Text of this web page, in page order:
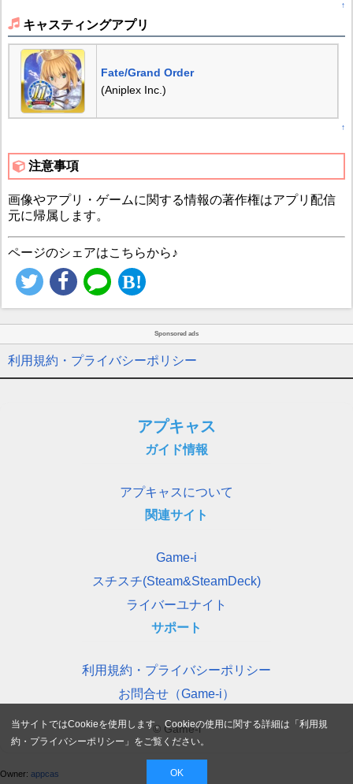
↑
キャスティングアプリ
Fate/Grand Order
(Aniplex Inc.)
↑
注意事項
画像やアプリ・ゲームに関する情報の著作権はアプリ配信
元に帰属します。
ページのシェアはこちらから♪
Sponsored ads
利用規約・プライバシーポリシー
アプキャス
ガイド情報
アプキャスについて
関連サイト
Game-i
スチスチ(Steam&SteamDeck)
ライバーユナイト
サポート
利用規約・プライバシーポリシー
お問合せ（Game-i）
© Game-i
Owner: appcas
当サイトではCookieを使用します。Cookieの使用に関する詳細は「利用規
約・プライバシーポリシー 」をご覧ください。
OK